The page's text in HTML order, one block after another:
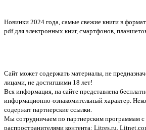
Новинки 2024 года, самые свежие книги в
pdf для электронных книг, смартфонов,
Сайт может содержать материалы, не
лицами, не достигшими 18 лет!
Вся информация, на сайте представлена
информационно-ознакомительный характер.
содержат партнерские ссылки.
Мы сотрудничаем по партнерским программам с
распространителями контента: Litres.ru,